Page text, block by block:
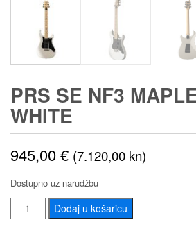
PRS SE NF3
WHITE
945,00€ (7.120,00 kn)
Dostupno uz narudžbu
PRS
SE
Dodaj u košaricu